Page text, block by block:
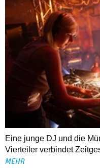
Eine junge DJ und die
Vierteiler verbindet
MEHR